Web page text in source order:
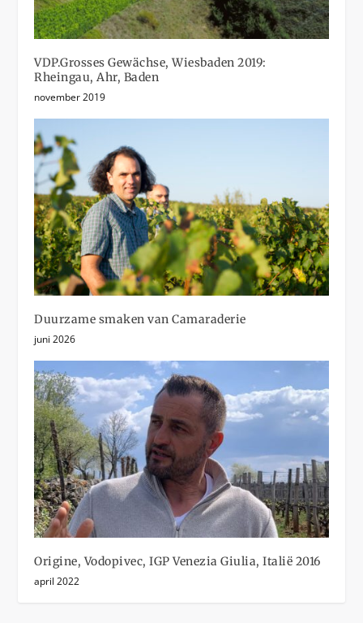
VDP.Grosses Gewächse, Wiesbaden 2019:
Rheingau, Ahr, Baden
november 2019
Duurzame smaken van Camaraderie
juni 2026
Origine, Vodopivec, IGP Venezia Giulia, Italië 2016
april 2022